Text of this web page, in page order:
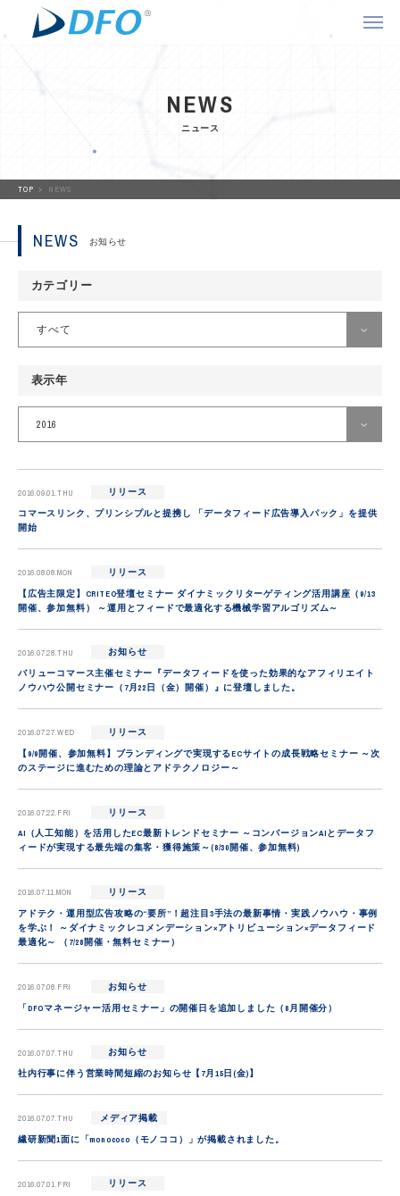
NEWS
ニュース
TOP NEWS
NEWS お知らせ
カテゴリー
すべて
メディア掲載
表示年
2016
2015
2013
2011
2010
2009
2003
2016.09.01.THU
リリース
コマースリンク、プリンシプルと提携し 「データフィード広告導入パック」を提供
開始
2016.08.08.MON
リリース
【広告主限定】CRITEO登壇セミナー ダイナミックリターゲティング活用講座（9/13
開催、参加無料） ～運用とフィードで最適化する機械学習アルゴリズム～
2016.07.28.THU
お知らせ
バリューコマース主催セミナー『データフィードを使った効果的なアフィリエイト
ノウハウ公開セミナー（7月22日（金）開催）』に登壇しました。
2016.07.27.WED
リリース
【9/9開催、参加無料】ブランディングで実現するECサイトの成長戦略セミナー ～次
のステージに進むための理論とアドテクノロジー～
2016.07.22.FRI
リリース
AI（人工知能）を活用したEC最新トレンドセミナー ～コンバージョンAIとデータフ
ィードが実現する最先端の集客・獲得施策～(8/30開催、参加無料)
2016.07.11.MON
リリース
アドテク・運用型広告攻略の“要所”！超注目3手法の最新事情・実践ノウハウ・事例
を学ぶ！ ～ダイナミックレコメンデーション×アトリビューション×データフィード
最適化～ （7/28開催・無料セミナー）
2016.07.08.FRI
お知らせ
「DFOマネージャー活用セミナー」の開催日を追加しました（8月開催分）
2016.07.07.THU
お知らせ
社内行事に伴う営業時間短縮のお知らせ【7月15日(金)】
2016.07.07.THU
メディア掲載
繊研新聞1面に「monococo（モノココ）」が掲載されました。
2016.07.01.FRI
リリース